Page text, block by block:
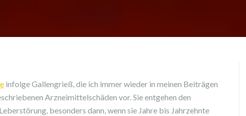
infolge Gallengrieß, die ich immer wieder in meinen Beiträgen
Arzneimittelschäden vor. Sie entgehen den
besonders dann, wenn sie Jahre bis Jahrzehnte